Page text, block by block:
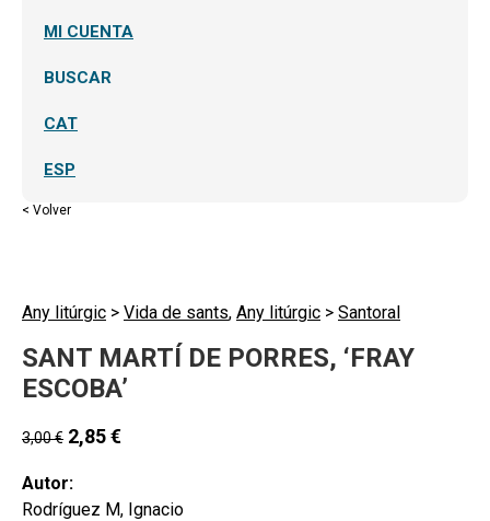
MI CUENTA
BUSCAR
CAT
ESP
< Volver
Any litúrgic > Vida de sants, Any litúrgic > Santoral
SANT MARTÍ DE PORRES, ‘FRAY
ESCOBA’
3,00€ 2,85€
Autor:
Rodríguez M, Ignacio